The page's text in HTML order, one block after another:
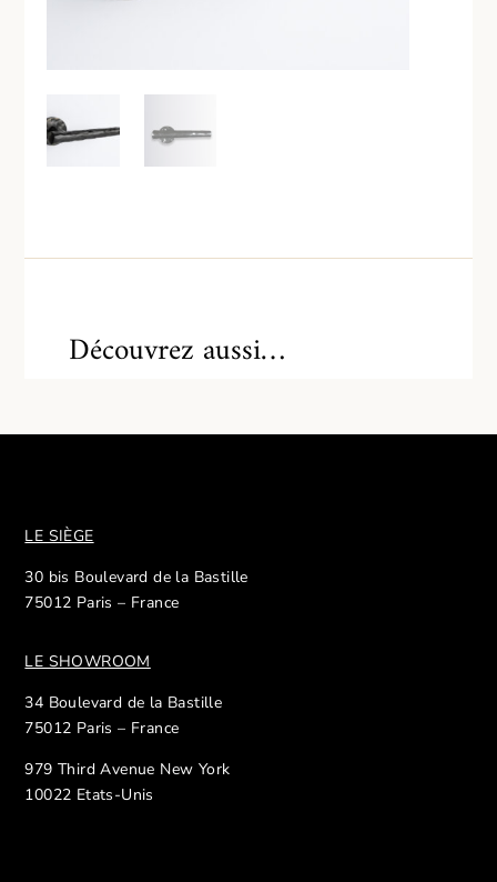
Découvrez aussi…
LE SIÈGE
30 bis Boulevard de la Bastille
75012 Paris – France
LE SHOWROOM
34 Boulevard de la Bastille
75012 Paris – France
979 Third Avenue New York
10022 Etats-Unis